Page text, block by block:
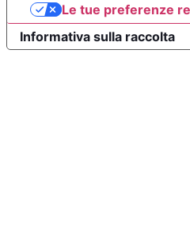
Informativa sulla raccolta
Le tue preferenze